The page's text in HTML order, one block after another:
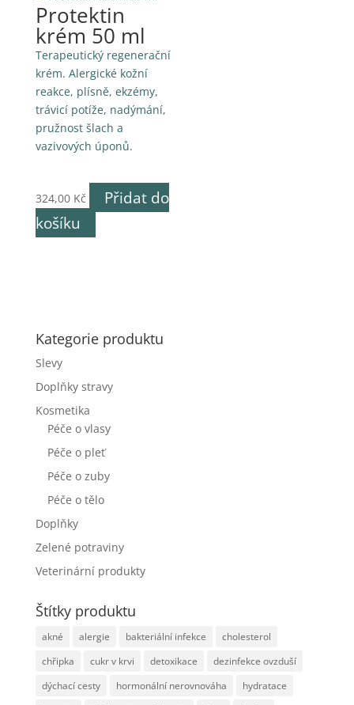
Protektin
krém 50 ml
Terapeutický regenerační
krém. Alergické kožní
reakce, plísně, ekzémy,
trávicí potíže, nadýmání,
pružnost šlach a
vazivových úponů.
324,00 Kč
Přidat do
košíku
Kategorie produktu
Slevy
Doplňky stravy
Kosmetika
Péče o vlasy
Péče o pleť
Péče o zuby
Péče o tělo
Doplňky
Zelené potraviny
Veterinární produkty
Štítky produktu
akné alergie bakteriální infekce
cholesterol
chřipka
cukr v krvi detoxikace
dezinfekce ovzduší
dýchací cesty
hormonální nerovnováha
hydratace